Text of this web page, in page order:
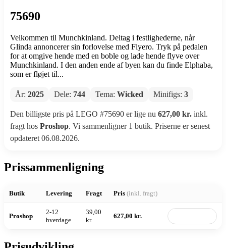
75690
Velkommen til Munchkinland. Deltag i festlighederne, når
Glinda annoncerer sin forlovelse med Fiyero. Tryk på pedalen
for at omgive hende med en boble og lade hende flyve over
Munchkinland. I den anden ende af byen kan du finde Elphaba,
som er fløjet til...
År: 2025 Dele: 744 Tema: Wicked Minifigs: 3
Den billigste pris på LEGO #75690 er lige nu 627,00 kr. inkl.
fragt hos Proshop. Vi sammenligner 1 butik. Priserne er senest
opdateret 06.08.2026.
Prissammenligning
Butik Levering Fragt Pris (inkl. fragt)
Proshop
2-12
hverdage
39,00
kr.
627,00 kr.